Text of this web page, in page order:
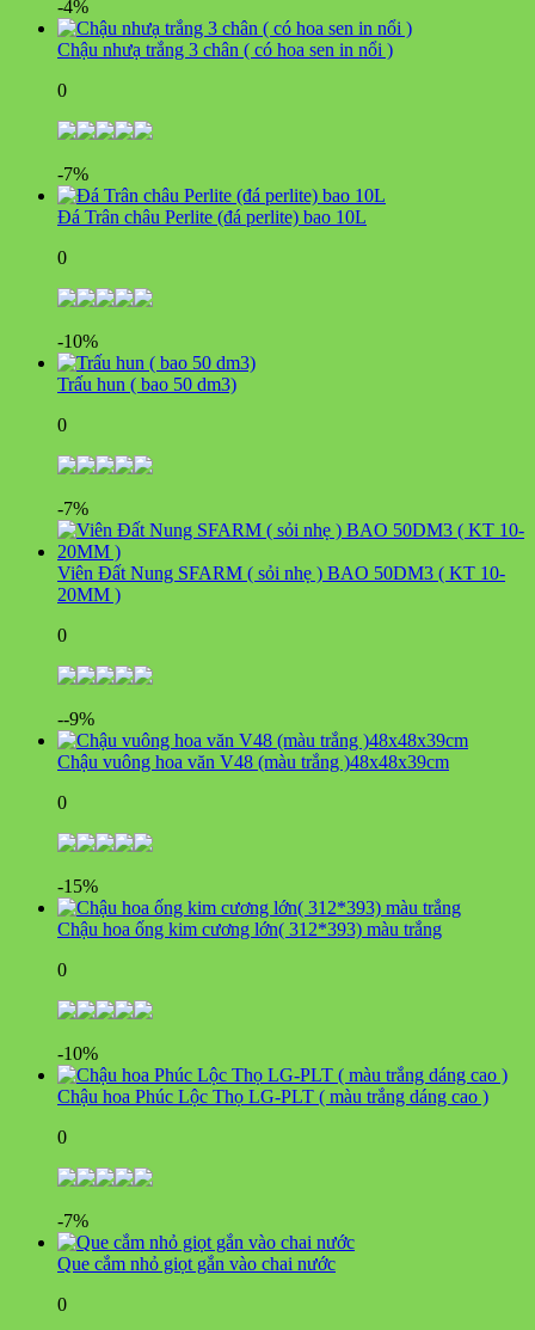
-4%
Chậu nhưạ trắng 3 chân ( có hoa sen in nổi )
0
-7%
Đá Trân châu Perlite (đá perlite) bao 10L
0
-10%
Trấu hun ( bao 50 dm3)
0
-7%
Viên Đất Nung SFARM ( sỏi nhẹ ) BAO 50DM3 ( KT 10-
20MM )
0
--9%
Chậu vuông hoa văn V48 (màu trắng )48x48x39cm
0
-15%
Chậu hoa ống kim cương lớn( 312*393) màu trắng
0
-10%
Chậu hoa Phúc Lộc Thọ LG-PLT ( màu trắng dáng cao )
0
-7%
Que cắm nhỏ giọt gắn vào chai nước
0